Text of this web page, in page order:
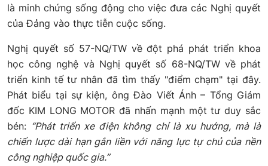
là minh chứng sống động cho việc đưa các Nghị quyết
của Đảng vào thực tiễn cuộc sống.
Nghị quyết số 57-NQ/TW về đột phá phát triển khoa
học công nghệ và Nghị quyết số 68-NQ/TW về phát
triển kinh tế tư nhân đã tìm thấy "điểm chạm" tại đây.
Phát biểu tại sự kiện, ông Đào Viết Ánh – Tổng Giám
đốc KIM LONG MOTOR đã nhấn mạnh một tư duy sắc
bén: “Phát triển xe điện không chỉ là xu hướng, mà là
chiến lược dài hạn gắn liền với năng lực tự chủ của nền
công nghiệp quốc gia.”